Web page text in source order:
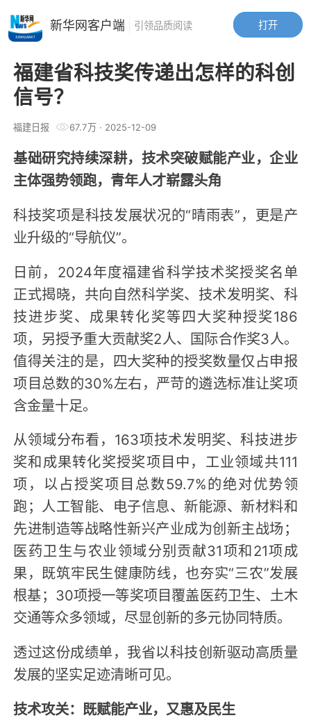
福建省科技奖传递出怎样的科创
信号？
福建日报 67.7万· 2025-12-09
基础研究持续深耕，技术突破赋能产业，企业
主体强势领跑，青年人才崭露头角
科技奖项是科技发展状况的“晴雨表”，更是产
业升级的“导航仪”。
日前，2024年度福建省科学技术奖授奖名单
正式揭晓，共向自然科学奖、技术发明奖、科
技进步奖、成果转化奖等四大奖种授奖186
项，另授予重大贡献奖2人、国际合作奖3人。
值得关注的是，四大奖种的授奖数量仅占申报
项目总数的30%左右，严苛的遴选标准让奖项
含金量十足。
从领域分布看，163项技术发明奖、科技进步
奖和成果转化奖授奖项目中，工业领域共111
项，以占授奖项目总数59.7%的绝对优势领
跑；人工智能、电子信息、新能源、新材料和
先进制造等战略性新兴产业成为创新主战场；
医药卫生与农业领域分别贡献31项和21项成
果，既筑牢民生健康防线，也夯实“三农”发展
根基；30项授一等奖项目覆盖医药卫生、土木
交通等众多领域，尽显创新的多元协同特质。
透过这份成绩单，我省以科技创新驱动高质量
发展的坚实足迹清晰可见。
技术攻关：既赋能产业，又惠及民生
打开
新华网客户端 引领品质阅读